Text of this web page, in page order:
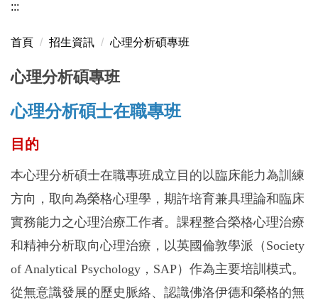
:::
首頁 招生資訊 心理分析碩專班
心理分析碩專班
心理分析碩士在職專班
目的
本心理分析碩士在職專班成立目的以臨床能力為訓練
方向，取向為榮格心理學，期許培育兼具理論和臨床
實務能力之心理治療工作者。課程整合榮格心理治療
和精神分析取向心理治療，以英國倫敦學派（Society
of Analytical Psychology，SAP）作為主要培訓模式。
從無意識發展的歷史脈絡、認識佛洛伊德和榮格的無